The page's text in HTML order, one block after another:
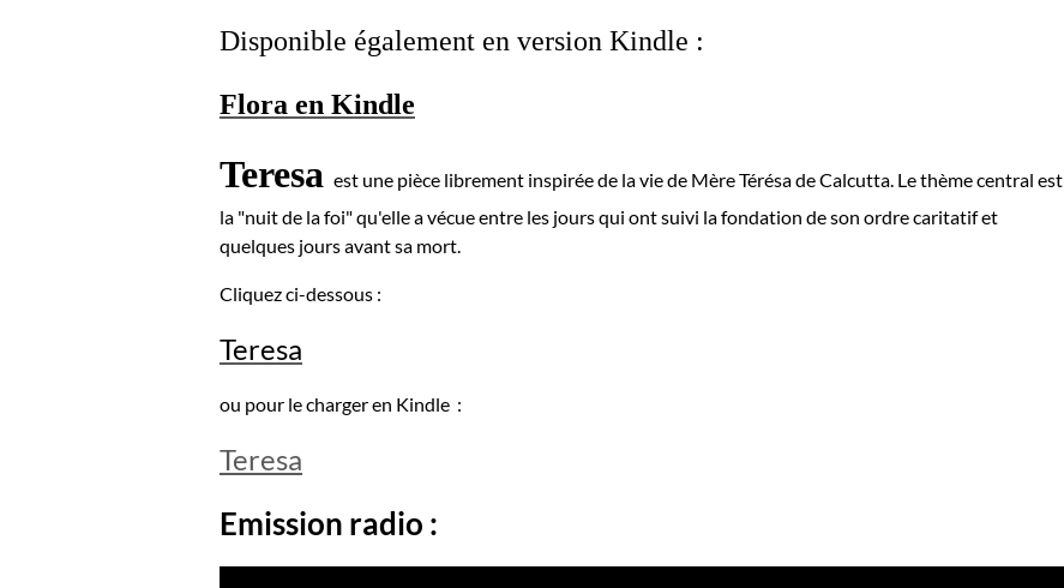
Disponible également en version Kindle :
Flora en Kindle
Teresa est une pièce librement inspirée de la vie de Mère Térésa de Calcutta. Le thème central est
la "nuit de la foi" qu'elle a vécue entre les jours qui ont suivi la fondation de son ordre caritatif et
quelques jours avant sa mort.
Cliquez ci-dessous :
Teresa
ou pour le charger en Kindle :
Teresa
Emission radio :